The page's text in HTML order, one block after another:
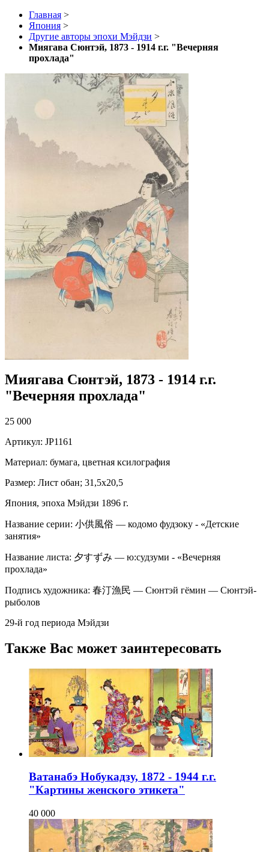
Главная >
Япония >
Другие авторы эпохи Мэйдзи >
Миягава Сюнтэй, 1873 - 1914 г.г. "Вечерняя
прохлада"
Миягава Сюнтэй, 1873 - 1914 г.г.
"Вечерняя прохлада"
25 000
Артикул: JP1161
Материал: бумага, цветная ксилография
Размер: Лист обан; 31,5х20,5
Япония, эпоха Мэйдзи 1896 г.
Название серии: 小供風俗 — кодомо фудзоку - «Детские
занятия»
Название листа: 夕すずみ — ю:судзуми - «Вечерняя
прохлада»
Подпись художника: 春汀漁民 — Сюнтэй гёмин — Сюнтэй-
рыболов
29-й год периода Мэйдзи
Также Вас может заинтересовать
Ватанабэ Нобукадзу, 1872 - 1944 г.г.
"Картины женского этикета"
40 000